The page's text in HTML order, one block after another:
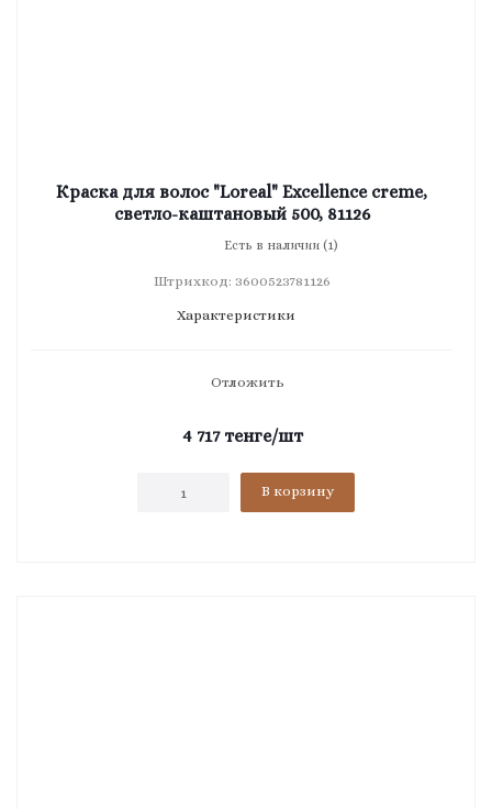
Краска для волос "Loreal" Excellence creme,
светло-каштановый 500, 81126
Есть в наличии (1)
Штрихкод: 3600523781126
Характеристики
Отложить
4 717тенге/шт
В корзину